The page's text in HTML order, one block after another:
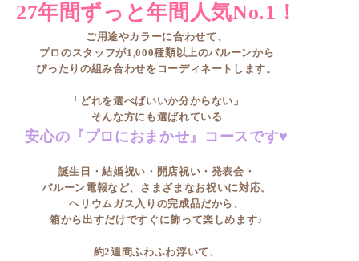
27年間ずっと年間人気No.1！
ご用途やカラーに合わせて、
プロのスタッフが1,000種類以上のバルーンから
ぴったりの組み合わせをコーディネートします。
「どれを選べばいいか分からない」
そんな方にも選ばれている
安心の『プロにおまかせ』コースです♥
誕生日・結婚祝い・開店祝い・発表会・
バルーン電報など、さまざまなお祝いに対応。
ヘリウムガス入りの完成品だから、
箱から出すだけですぐに飾って楽しめます♪
約2週間ふわふわ浮いて、